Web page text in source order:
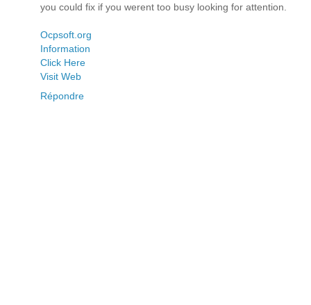
you could fix if you werent too busy looking for attention.
Ocpsoft.org
Information
Click Here
Visit Web
Répondre